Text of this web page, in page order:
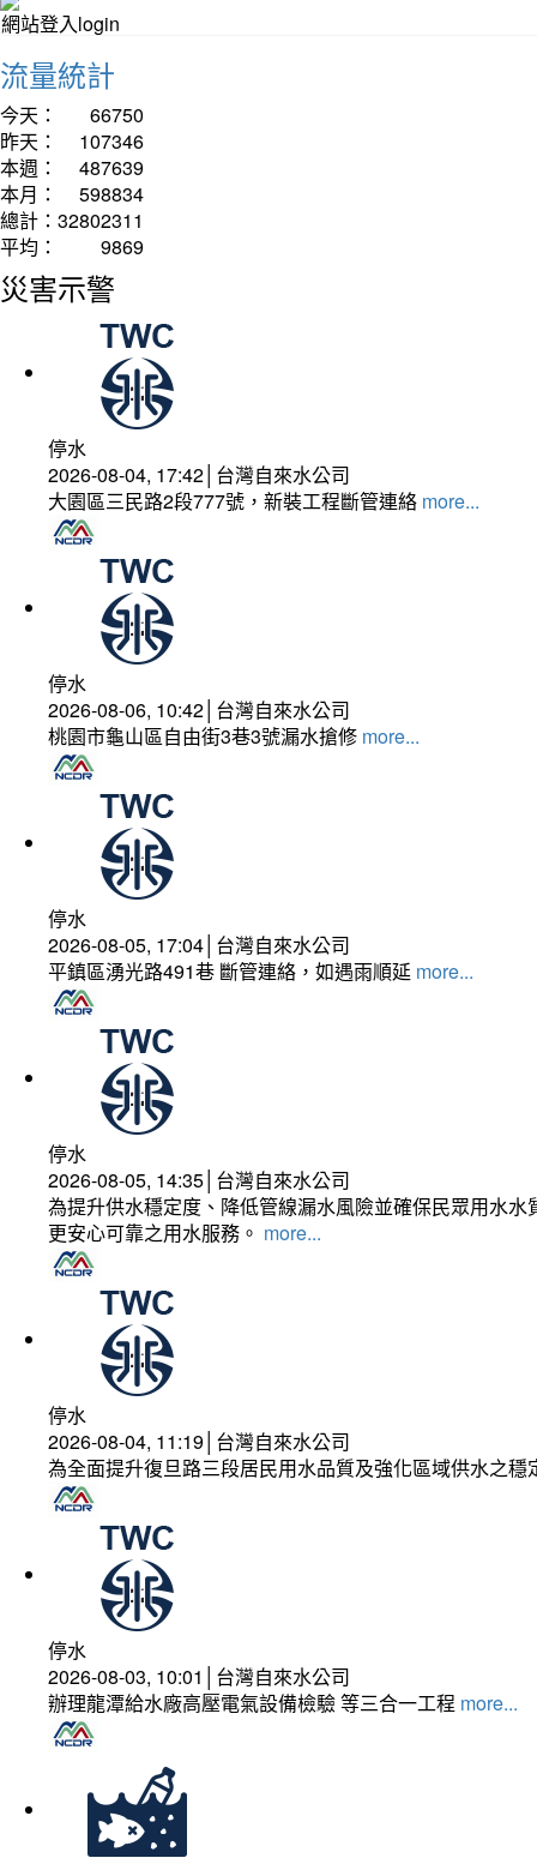
網站登入login
流量統計
今天：
66750
昨天：
107346
本週：
487639
本月：
598834
總計： 32802311
平均：
9869
災害示警
停水
2026-08-04, 17:42│台灣自來水公司
大園區三民路2段777號，新裝工程斷管連絡 more...
停水
2026-08-06, 10:42│台灣自來水公司
桃園市龜山區自由街3巷3號漏水搶修 more...
停水
2026-08-05, 17:04│台灣自來水公司
平鎮區湧光路491巷 斷管連絡，如遇雨順延 more...
停水
2026-08-05, 14:35│台灣自來水公司
為提升供水穩定度、降低管線漏水風險並確保民眾用水
更安心可靠之用水服務。 more...
停水
2026-08-04, 11:19│台灣自來水公司
為全面提升復旦路三段居民用水品質及強化區域供水之
停水
2026-08-03, 10:01│台灣自來水公司
辦理龍潭給水廠高壓電氣設備檢驗 等三合一工程 more...